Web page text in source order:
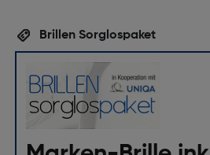
Brillen Sorglospaket